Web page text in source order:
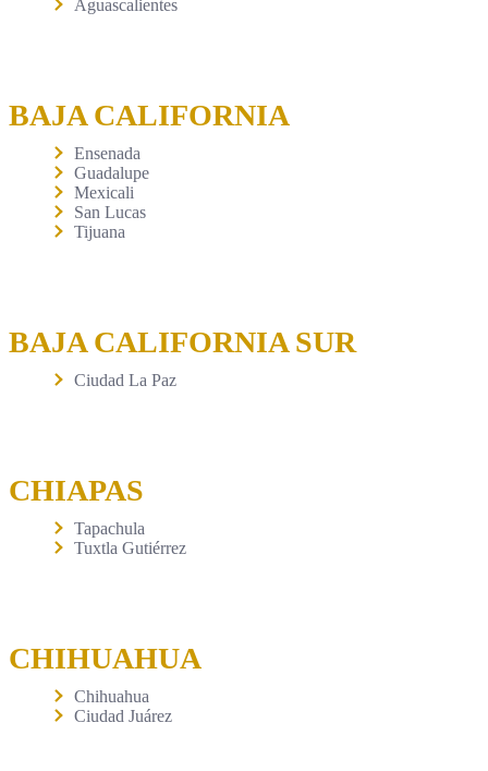
Aguascalientes
BAJA CALIFORNIA
Ensenada
Guadalupe
Mexicali
San Lucas
Tijuana
BAJA CALIFORNIA SUR
Ciudad La Paz
CHIAPAS
Tapachula
Tuxtla Gutiérrez
CHIHUAHUA
Chihuahua
Ciudad Juárez